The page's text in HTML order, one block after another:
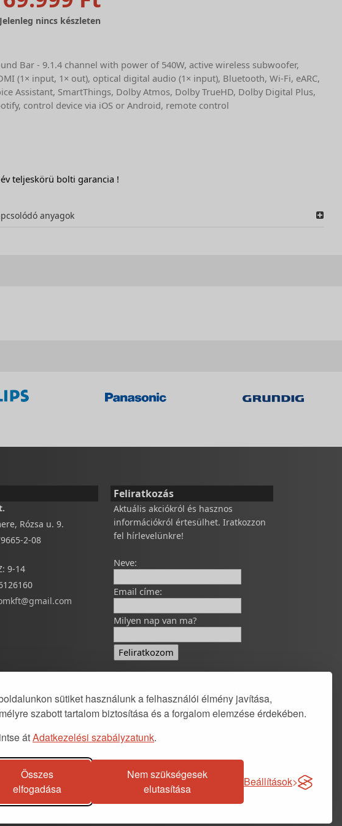
sütiket használunk a felhasználói élmény javítása,
szabott tartalom biztosítása és a forgalom elemzése érdekében.
átAdatkezelési szabályzatunk.
Összes
elfogadása
Nem szükségesek
elutasítása
Beállítások
Jelenleg nincs készleten
Bar - 9.1.4 channel with power of 540W, active wireless subwoofer,
(1× input, 1× out), optical digital audio (1× input), Bluetooth, Wi-Fi, eARC,
Assistant, SmartThings, Dolby Atmos, Dolby TrueHD, Dolby Digital Plus,
control device via iOS or Android, remote control
teljeskörü bolti garancia !
anyagok
Rózsa u. 9.
2-08
9-14
Feliratkozás
Aktuális akciókról és hasznos
információkról értesülhet. Iratkozzon
fel hírlevelünkre!
Neve:
Email címe:
Milyen nap van ma?